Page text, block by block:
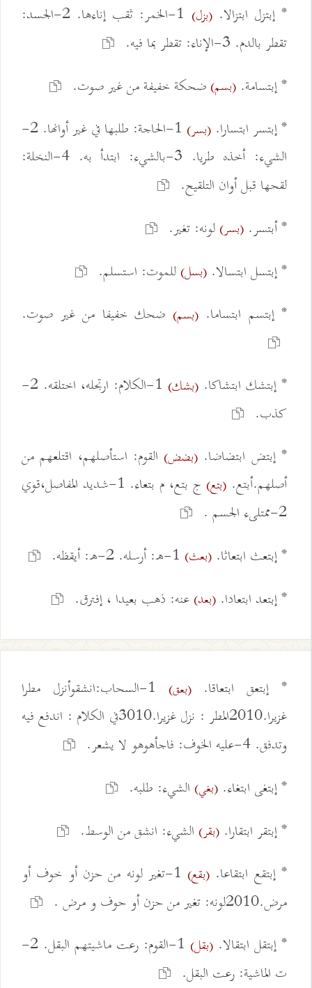
* إبتزل ابتزالا.(بزل)
1-الخمر: ثقب إناءها. 2-الجسد:
تقطر بالدم. 3-الإناء: تقطر بما فيه.
* إبتسامة. (بسم)ضحكة خفيفة من غير صوت.
* إبتسر ابتسارا. (بسر)
1-الحاجة: طلبها في غير أوانها. 2-
الشيء: أخذه طريا. 3-بالشيء: ابتدأ به. 4-النخلة:
لقحها قبل أوان التلقيح.
* أبتسر. (بسر)لونه: تغير.
* إبتسل ابتسالا. (بسل)للموت: استسلم.
* إبتسم ابتساما.(بسم) ضحك خفيفا من غير صوت.
* إبتشك ابتشاكا. (بشك)
1-الكلام: ارتجله، اختلقه. 2-
كذب.
* إبتض ابتضاضا. (بضض) القوم: استأصلهم، اقتلعهم من
أصلهم.أبتع. (بتع)
ج بتع، م بتعاء. 1-شديد المفاصل،قوي
2-ممتلىء الجسم .
* إبتعث ابتعاثا. (بعث)
* إبتعد ابتعادا. (بعد)عنه: ذهب بعيدا ، إفترق.
* إبتعق ابتعاقا.(بعق)
1-السحاب:انشقوأنزل مطرا
غزيرا.2010المطر : نزل غزيرا.3010في الكلام : اندفع فيه
وتدفق. 4-عليه الخوف: فاجأهوهو لا يشعر.
* إبتغى ابتغاء. (بغي) الشيء: طلبه.
* إبتقر ابتقارا. (بقر) الشيء: انشق من الوسط.
* إبتقع ابتقاعا. (بقع)
1-تغير لونه من حزن أو خوف أو
مرض.2010لونه: تغير من حزن أو حوف و مرض .
* إبتقل ابتقالا. (بقل)
1-القوم: رعت ماشيتهم البقل. 2-
ت الماشية: رعت البقل.